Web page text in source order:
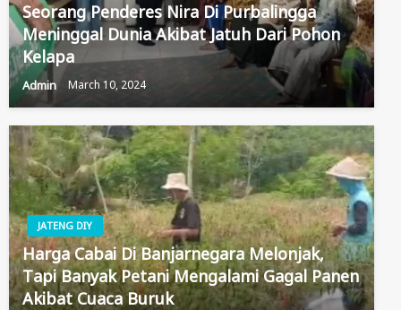
Seorang Penderes Nira Di Purbalingga
Meninggal Dunia Akibat Jatuh Dari Pohon
Kelapa
Admin March 10, 2024
JATENG DIY
Harga Cabai Di Banjarnegara Melonjak,
Tapi Banyak Petani Mengalami Gagal Panen
Akibat Cuaca Buruk